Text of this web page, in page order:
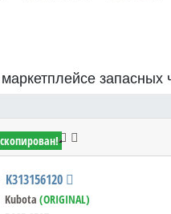
запасных
K313156120
Kubota (ORIGINAL)